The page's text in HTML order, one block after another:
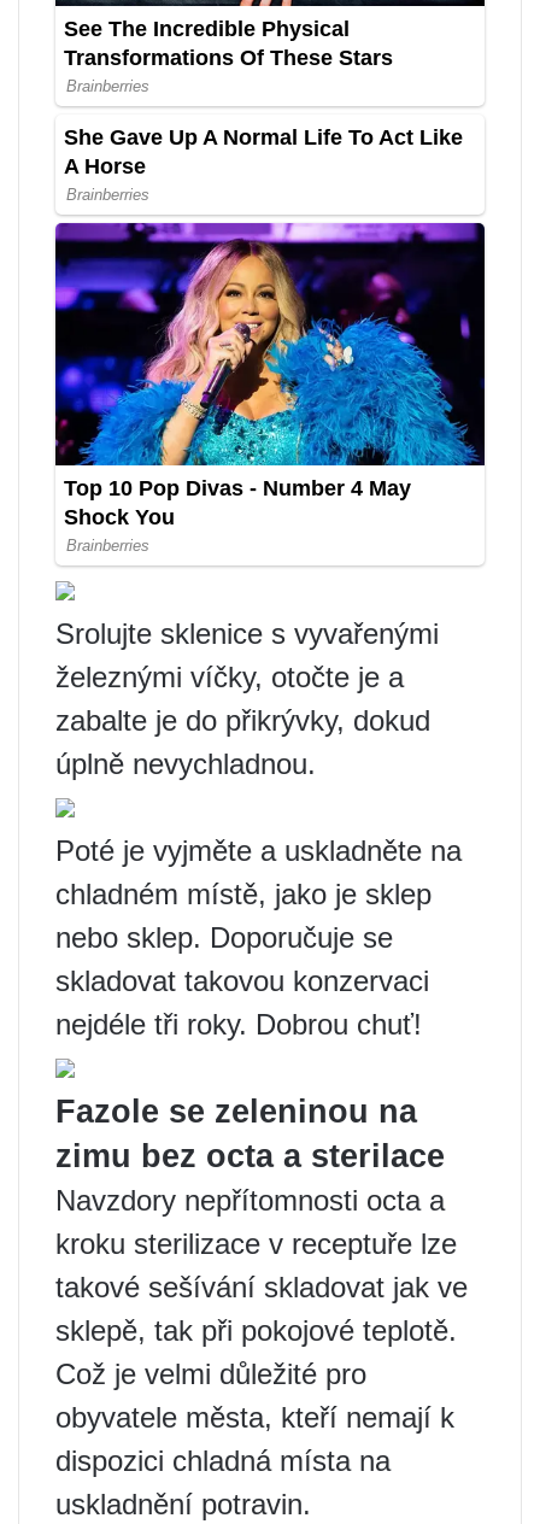
Srolujte sklenice s vyvařenými
železnými víčky, otočte je a
zabalte je do přikrývky, dokud
úplně nevychladnou.
Poté je vyjměte a uskladněte na
chladném místě, jako je sklep
nebo sklep. Doporučuje se
skladovat takovou konzervaci
nejdéle tři roky. Dobrou chuť!
Fazole se zeleninou na
zimu bez octa a sterilace
Navzdory nepřítomnosti octa a
kroku sterilizace v receptuře lze
takové sešívání skladovat jak ve
sklepě, tak při pokojové teplotě.
Což je velmi důležité pro
obyvatele města, kteří nemají k
dispozici chladná místa na
uskladnění potravin.